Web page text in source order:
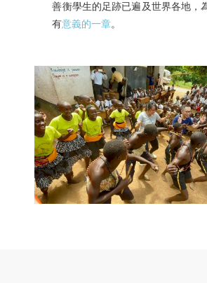
善衡學生的足跡已遍及世界各地，
有意義的一章。